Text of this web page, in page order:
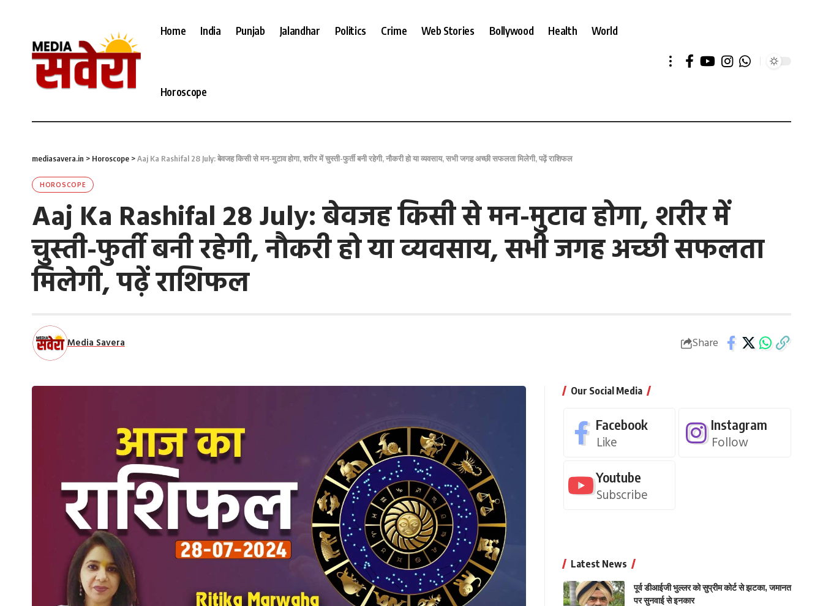
Home India Punjab Jalandhar Politics Crime Web Stories Bollywood Health World
Horoscope
mediasavera.in > Horoscope >Aaj Ka Rashifal 28 July: बेवजह किसी से मन-मुटाव होगा, शरीर में चुस्ती-फुर्ती बनी रहेगी, नौकरी हो या व्यवसाय, सभी जगह अच्छी सफलता मिलेगी, पढ़ें राशिफल
HOROSCOPE
Aaj Ka Rashifal 28 July: बेवजह किसी से मन-मुटाव होगा, शरीर में
चुस्ती-फुर्ती बनी रहेगी, नौकरी हो या व्यवसाय, सभी जगह अच्छी सफलता
मिलेगी, पढ़ें राशिफल
Media Savera Share
Our Social Media
Facebook
Like
Instagram
Follow
Youtube
Subscribe
Latest News
पूर्व डीआईजी भुल्लर को सुप्रीम कोर्ट से झटका, जमानत
पर सुनवाई से इनकार